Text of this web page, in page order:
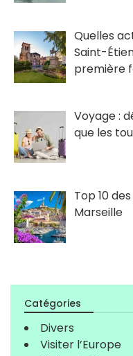
Quelles
Saint-
première
Voyage :
que les
Top 10
Marseille
Catégories
Divers
Visiter l’Europe